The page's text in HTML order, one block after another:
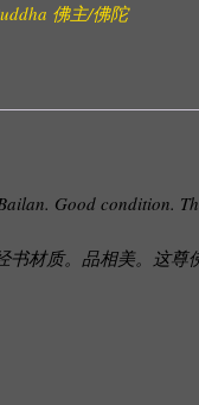
佛主/佛陀
Good condition.
书材质。品相美。这尊